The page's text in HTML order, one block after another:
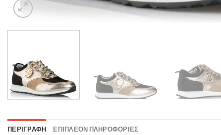
ΠΕΡΙΓΡΑΦΉ ΕΠΙΠΛΈΟΝ ΠΛΗΡΟΦΟΡΊΕΣ